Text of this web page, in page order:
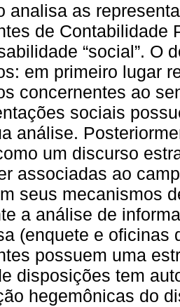
analisa as
de Contabilidade
“social”. O
em primeiro lugar
concernentes ao
sociais
análise.
um discurso
associadas ao
seus mecanismos
a análise de
(enquete e oficinas
possuem uma
disposições tem
hegemônicas do